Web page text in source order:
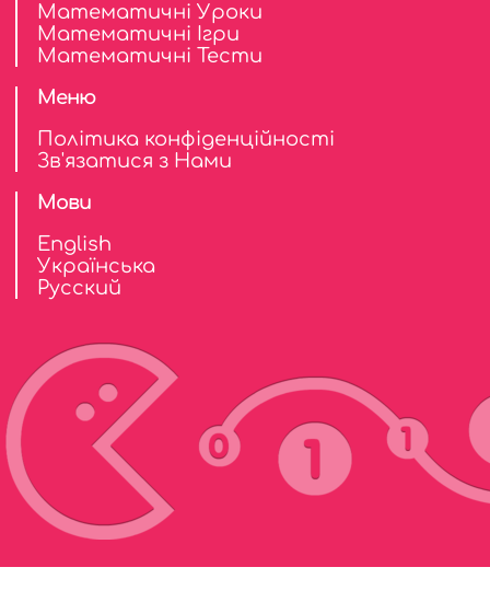
Математичні Уроки
Математичні Ігри
Математичнi Тести
Меню
Політика конфіденційності
Зв'язатися з Нами
Мови
English
Українська
Русский